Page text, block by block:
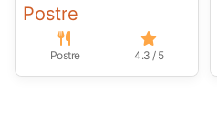
Postre
Postre 4.3 / 5